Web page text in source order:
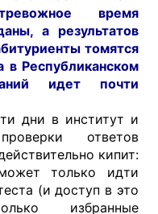
время
а результатов
томятся
в Республиканском
идет почти
дни в институт и
ответов
кипит:
только идти
(и доступ в это
избранные